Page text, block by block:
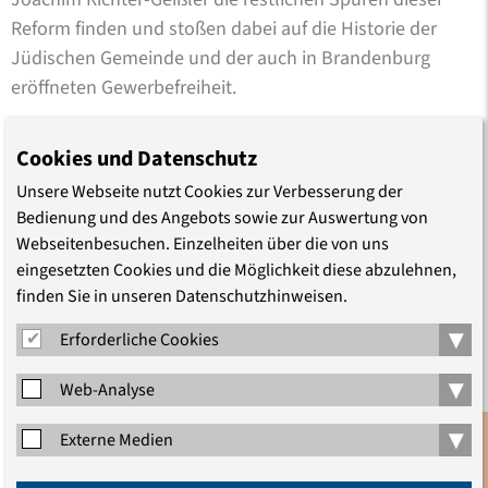
Reform finden und stoßen dabei auf die Historie der
Jüdischen Gemeinde und der auch in Brandenburg
eröffneten Gewerbefreiheit.
Die Oranienburger evangelische Stadtkirche St. Nicolai
wurde 1864/66 im Auftrag des Preußenkönigs Friedrich
Wilhelm IV. durch den Architekten Friedrich August
Stüler erbaut und nach der Zerstörung im Zweiten
Weltkrieg verändert wieder aufgebaut. Sie beherbergt
heute eine kleine Skulpturensammlung des Bildhauers
Wilhelm Groß (1883 - 1974). Groß lebte und wirkte in der
Obstbaukolonie Eden. Während in der Nicolai-Kirche der
nationalsozialistische Zeit-un-geist herrschte,
verkündigte Groß in seinem Edener Atelier - der
Strohkirche - die Theologie der Bekennenden Kirche. Er
Cookies und Datenschutz
Unsere Webseite nutzt Cookies zur Verbesserung der
Bedienung und des Angebots sowie zur Auswertung von
Webseitenbesuchen. Einzelheiten über die von uns
eingesetzten Cookies und die Möglichkeit diese abzulehnen,
finden Sie in unseren Datenschutzhinweisen.
Erforderliche Cookies
▾
Web-Analyse ▾
Externe Medien ▾